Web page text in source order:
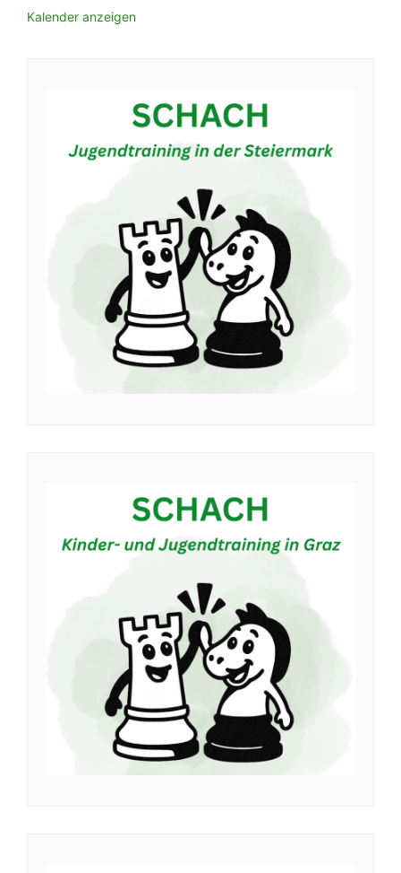
Kalender anzeigen